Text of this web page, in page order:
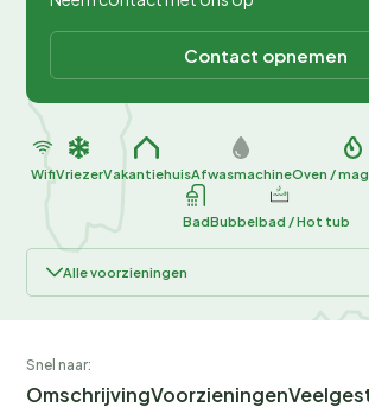
Contact opnemen
WifiVriezerVakantiehuisAfwasmachineOven /
BadBubbelbad / Hot tub
Alle voorzieningen
Snel naar:
OmschrijvingVoorzieningen